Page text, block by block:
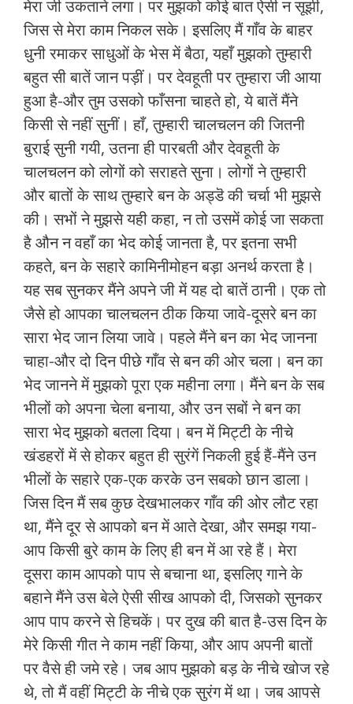
मेरा जी उकताने लगा। पर मुझको कोई बात ऐसी न सूझी,
जिस से मेरा काम निकल सके। इसलिए मैं गाँव के बाहर
धुनी रमाकर साधुओं के भेस में बैठा, यहाँ मुझको तुम्हारी
बहुत सी बातें जान पड़ीं। पर देवहूती पर तुम्हारा जी आया
हुआ है-और तुम उसको फाँसना चाहते हो, ये बातें मैंने
किसी से नहीं सुनीं। हाँ, तुम्हारी चालचलन की जितनी
बुराई सुनी गयी, उतना ही पारबती और देवहूती के
चालचलन को लोगों को सराहते सुना। लोगों ने तुम्हारी
और बातों के साथ तुम्हारे बन के अड्डॆ की चर्चा भी मुझसे
की। सभों ने मुझसे यही कहा, न तो उसमें कोई जा सकता
है औन न वहाँ का भेद कोई जानता है, पर इतना सभी
कहते, बन के सहारे कामिनीमोहन बड़ा अनर्थ करता है।
यह सब सुनकर मैंने अपने जी में यह दो बातें ठानी। एक तो
जैसे हो आपका चालचलन ठीक किया जावे-दूसरे बन का
सारा भेद जान लिया जावे। पहले मैंने बन का भेद जानना
चाहा-और दो दिन पीछे गाँव से बन की ओर चला। बन का
भेद जानने में मुझको पूरा एक महीना लगा। मैंने बन के सब
भीलों को अपना चेला बनाया, और उन सबों ने बन का
सारा भेद मुझको बतला दिया। बन में मिट्टी के नीचे
खंडहरों में से होकर बहुत ही सुरंगें निकली हुई हैं-मैंने उन
भीलों के सहारे एक-एक करके उन सबको छान डाला।
जिस दिन मैं सब कुछ देखभालकर गाँव की ओर लौट रहा
था, मैंने दूर से आपको बन में आते देखा, और समझ गया-
आप किसी बुरे काम के लिए ही बन में आ रहे हैं। मेरा
दूसरा काम आपको पाप से बचाना था, इसलिए गाने के
बहाने मैंने उस बेले ऐसी सीख आपको दी, जिसको सुनकर
आप पाप करने से हिचकें। पर दुख की बात है-उस दिन के
मेरे किसी गीत ने काम नहीं किया, और आप अपनी बातों
पर वैसे ही जमे रहे। जब आप मुझको बड़ के नीचे खोज रहे
थे, तो मैं वहीं मिट्टी के नीचे एक सुरंग में था। जब आपसे